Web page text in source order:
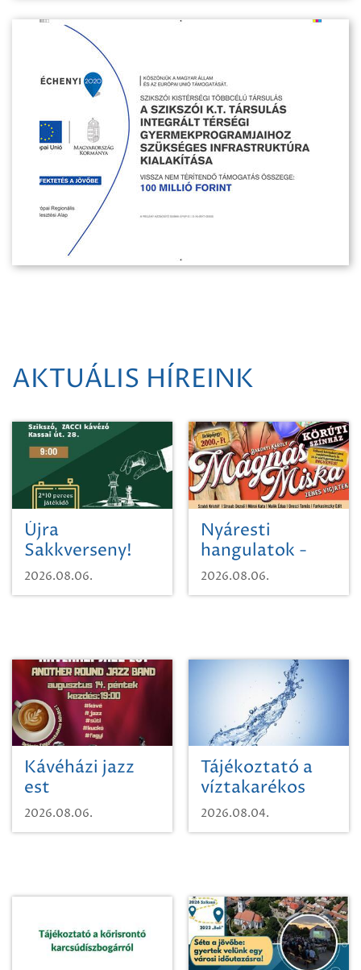
AKTUÁLIS HÍREINK
Újra
Sakkverseny!
2026.08.06.
Nyáresti
hangulatok -
Mágnás Miska
2026.08.06.
Kávéházi jazz
est
2026.08.06.
Tájékoztató a
víztakarékos
vízhasználatról
2026.08.04.